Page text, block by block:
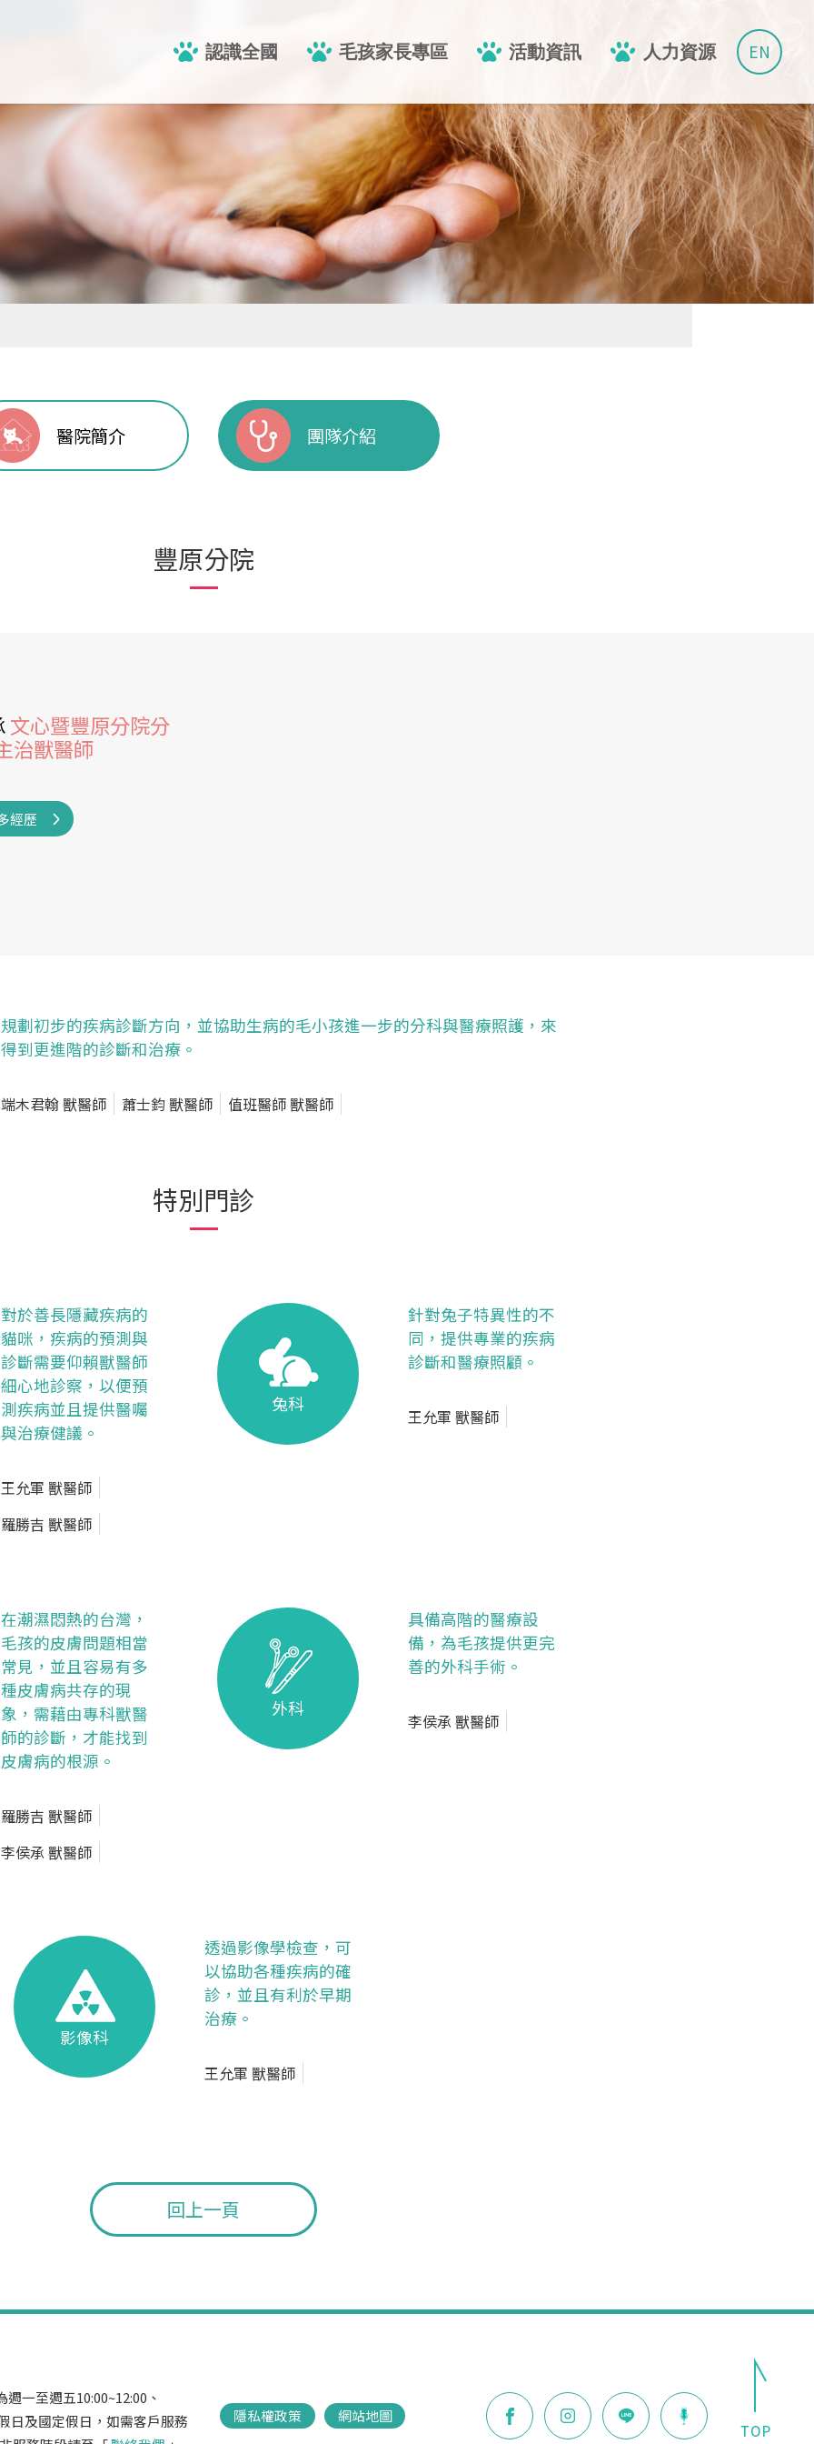
認識全國 毛孩家長專區 活動資訊 人力資源 EN
醫院簡介 團隊介紹
豐原分院
文心暨豐原分院分
治獸醫師
經歷
規劃初步的疾病診斷方向，並協助生病的毛小孩進一步的分科與醫療照護，來
得到更進階的診斷和治療。
端木君翰 獸醫師 蕭士鈞 獸醫師 值班醫師 獸醫師
特別門診
對於善長隱藏疾病的
貓咪，疾病的預測與
診斷需要仰賴獸醫師
細心地診察，以便預
測疾病並且提供醫囑
與治療健議。
王允軍 獸醫師
羅勝吉 獸醫師
兔科
針對兔子特異性的不
同，提供專業的疾病
診斷和醫療照顧。
王允軍 獸醫師
在潮濕悶熱的台灣，
毛孩的皮膚問題相當
常見，並且容易有多
種皮膚病共存的現
象，需藉由專科獸醫
師的診斷，才能找到
皮膚病的根源。
羅勝吉 獸醫師
李侯承 獸醫師
外科
具備高階的醫療設
備，為毛孩提供更完
善的外科手術。
李侯承 獸醫師
影像科
透過影像學檢查，可
以協助各種疾病的確
診，並且有利於早期
治療。
王允軍 獸醫師
回上一頁
一至週五10:00~12:00、
日及國定假日，如需客戶服務
隱私權政策 網站地圖